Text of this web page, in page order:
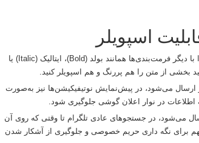
اسپویلر
می‌توانید قابلیت اسپویلر را با دیگر فرمت‌بندی‌ها همانند بولد (Bold)، ایتالیک (Italic) یا
ارسال می‌شود، در پیش‌نمایش نوتیفیکیشن‌ها نیز به‌صورت
اطلاعات در نوار اعلان گوشی جلوگیری شود.
می‌شود، در جستجوهای عادی تلگرام تا وقتی که روی آن
برای نگه داری حریم خصوصی و جلوگیری از آشکار شدن